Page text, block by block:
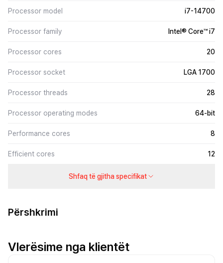
Processor model i7-14700
Processor family Intel® Core™ i7
Processor cores 20
Processor socket LGA 1700
Processor threads 28
Processor operating modes 64-bit
Performance cores 8
Efficient cores 12
Shfaq të gjitha specifikat
Përshkrimi
Vlerësime nga klientët